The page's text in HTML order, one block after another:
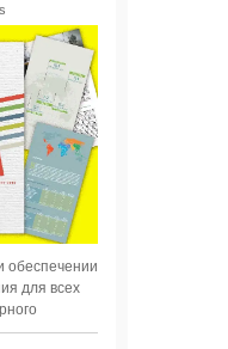
обеспечении
для всех